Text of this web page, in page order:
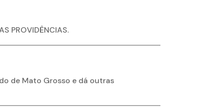
PROVIDÊNCIAS.
de Mato Grosso e dá outras